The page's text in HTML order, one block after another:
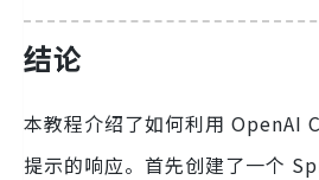
结论
本教程介绍了如何利用 OpenAI
提示的响应。首先创建了一个